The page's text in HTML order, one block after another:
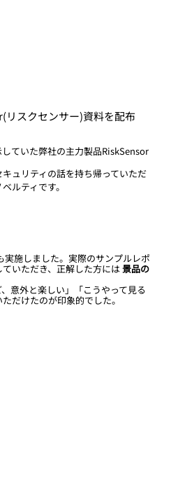
リスクセンサー)資料を配布
ていた弊社の主力製品RiskSensor
ュリティの話を持ち帰っていただ
ルティです。
実施しました。実際のサンプルレポ
いただき、正解した方には 景品の
意外と楽しい」「こうやって見る
だけたのが印象的でした。